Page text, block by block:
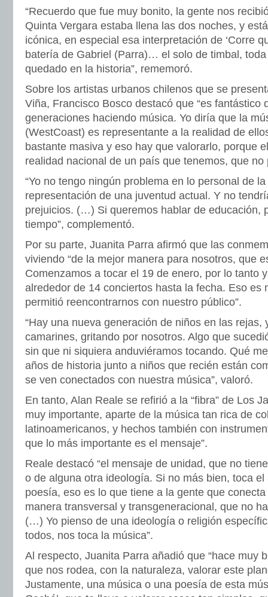
“Recuerdo que fue muy bonito, la gente nos
Quinta Vergara estaba llena las dos noches, y
icónica, en especial esa interpretación de ‘Corre
batería de Gabriel (Parra)… el solo de timbal,
quedado en la historia”, rememoró.
Sobre los artistas urbanos chilenos que se
Viña, Francisco Bosco destacó que “es fantástico
generaciones haciendo música. Yo diría que la
(WestCoast) es representante a la realidad de
bastante masiva y eso hay que valorarlo, porque
realidad nacional de un país que tenemos, que no
“Yo no tengo ningún problema en lo personal de
representación de una juventud actual. Y no
prejuicios. (…) Si queremos hablar de educación,
tiempo”, complementó.
Por su parte, Juanita Parra afirmó que las
viviendo “de la mejor manera para nosotros, que
Comenzamos a tocar el 19 de enero, por lo tanto
alrededor de 14 conciertos hasta la fecha. Eso es
permitió reencontrarnos con nuestro público”.
“Hay una nueva generación de niños en las rejas,
camarines, gritando por nosotros. Algo que
sin que ni siquiera anduviéramos tocando. Qué
años de historia junto a niños que recién están
se ven conectados con nuestra música”, valoró.
En tanto, Alan Reale se refirió a la “fibra” de Los
muy importante, aparte de la música tan rica de
latinoamericanos, y hechos también con
que lo más importante es el mensaje”.
Reale destacó “el mensaje de unidad, que no
o de alguna otra ideología. Si no más bien, toca
poesía, eso es lo que tiene a la gente que
manera transversal y transgeneracional, que no
(…) Yo pienso de una ideología o religión
todos, nos toca la música”.
Al respecto, Juanita Parra añadió que “hace muy
que nos rodea, con la naturaleza, valorar este
Justamente, una música o una poesía de esta